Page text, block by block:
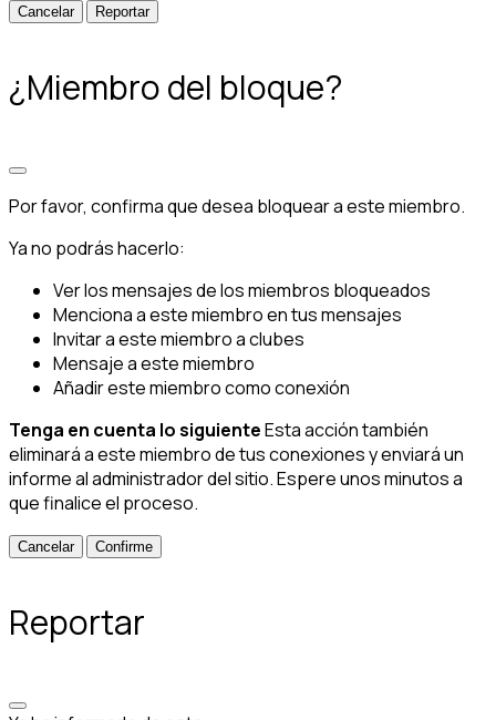
Reportar
¿Miembro del bloque?
Por favor, confirma que desea bloquear a este miembro.
Ya no podrás hacerlo:
Ver los mensajes de los miembros bloqueados
Menciona a este miembro en tus mensajes
Invitar a este miembro a clubes
Mensaje a este miembro
Añadir este miembro como conexión
Tenga en cuenta lo siguienteEsta acción también
eliminará a este miembro de tus conexiones y enviará un
informe al administrador del sitio. Espere unos minutos a
que finalice el proceso.
Confirme
Reportar